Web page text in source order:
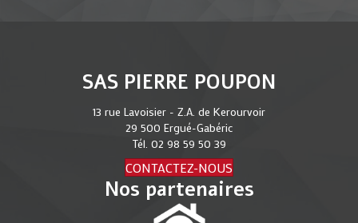
SAS PIERRE POUPON
13 rue Lavoisier - Z.A. de Kerourvoir
29 500 Ergué-Gabéric
Tél. 02 98 59 50 39
CONTACTEZ-NOUS
Nos partenaires